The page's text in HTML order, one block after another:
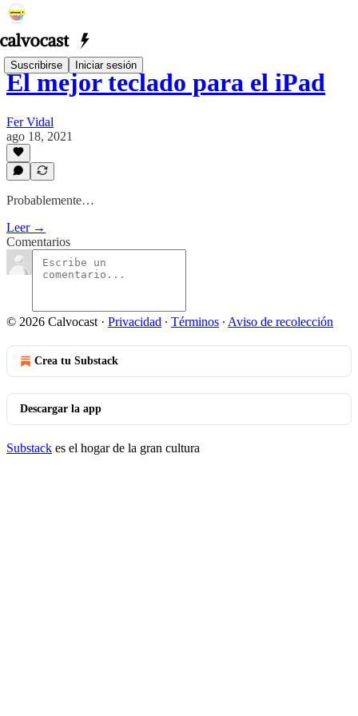
Suscribirse Iniciar sesión
El mejor teclado para el iPad
Fer Vidal
ago 18, 2021
Probablemente…
Leer →
Comentarios
© 2026 Calvocast · Privacidad ∙ Términos ∙ Aviso de recolección
Crea tu Substack
Descargar la app
Substack es el hogar de la gran cultura